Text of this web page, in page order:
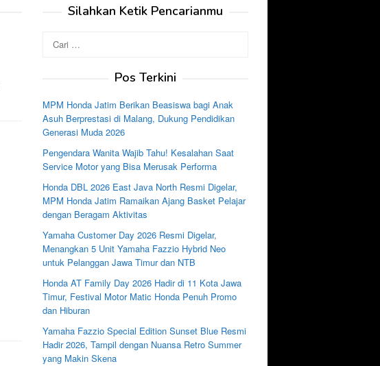
Silahkan Ketik Pencarianmu
untuk:
Pos Terkini
MPM Honda Jatim Berikan Beasiswa bagi Anak
Asuh Berprestasi di Malang, Dukung Pendidikan
Generasi Muda 2026
Pengendara Wanita Wajib Tahu! Kesalahan Saat
Service Motor yang Bisa Merusak Performa
Honda DBL 2026 East Java North Resmi Digelar,
MPM Honda Jatim Ramaikan Ajang Basket Pelajar
dengan Beragam Aktivitas
Yamaha Customer Day 2026 Resmi Digelar,
Menangkan 5 Unit Yamaha Fazzio Hybrid Neo
untuk Pelanggan Jawa Timur dan NTB
Honda AT Family Day 2026 Hadir di 11 Kota Jawa
Timur, Festival Motor Matic Honda Penuh Promo
dan Hiburan
Yamaha Fazzio Special Edition Sunset Blue Resmi
Hadir 2026, Tampil dengan Nuansa Retro Summer
yang Makin Skena